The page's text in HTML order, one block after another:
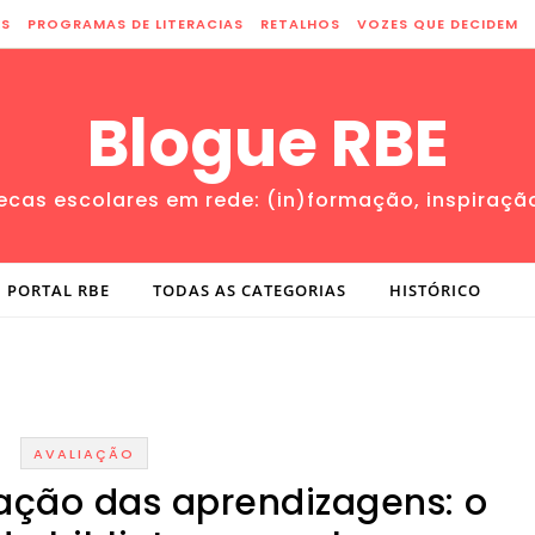
PROGRAMAS DE LITERACIAS RETALHOS VOZES QUE DECIDEM
Blogue RBE
escolares em rede: (in)formação,
PORTAL RBE TODAS AS CATEGORIAS HISTÓRICO
AVALIAÇÃO
das aprendizagens: o